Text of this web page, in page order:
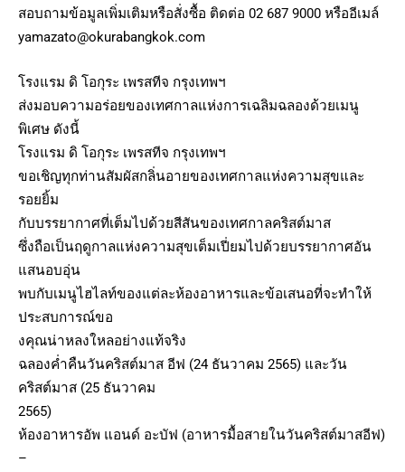
สอบถามข้อมูลเพิ่มเติมหรือสั่งซื้อ ติดต่อ 02 687 9000 หรืออีเมล์
yamazato@okurabangkok.com
โรงแรม ดิ โอกุระ เพรสทีจ กรุงเทพฯ
ส่งมอบความอร่อยของเทศกาลแห่งการเฉลิมฉลองด้วยเมนู
พิเศษ ดังนี้
โรงแรม ดิ โอกุระ เพรสทีจ กรุงเทพฯ
ขอเชิญทุกท่านสัมผัสกลิ่นอายของเทศกาลแห่งความสุขและ
รอยยิ้ม
กับบรรยากาศที่เต็มไปด้วยสีสันของเทศกาลคริสต์มาส
ซึ่งถือเป็นฤดูกาลแห่งความสุขเต็มเปี่ยมไปด้วยบรรยากาศอัน
แสนอบอุ่น
พบกับเมนูไฮไลท์ของแต่ละห้องอาหารและข้อเสนอที่จะทำให้
ประสบการณ์ขอ
งคุณน่าหลงใหลอย่างแท้จริง
ฉลองค่ำคืนวันคริสต์มาส อีฟ (24 ธันวาคม 2565) และวัน
คริสต์มาส (25 ธันวาคม
2565)
ห้องอาหารอัพ แอนด์ อะบัฟ (อาหารมื้อสายในวันคริสต์มาสอีฟ)
–